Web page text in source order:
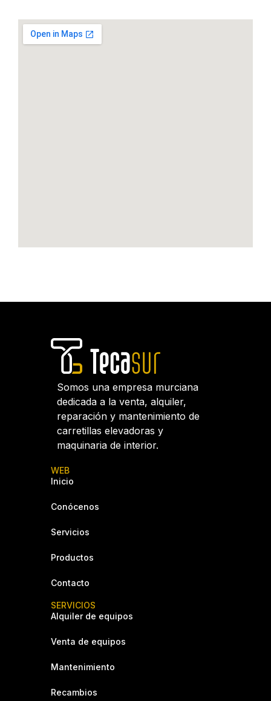
Somos una empresa murciana
dedicada a la venta, alquiler,
reparación y mantenimiento de
carretillas elevadoras y
maquinaria de interior.
WEB
Inicio
Conócenos
Servicios
Productos
Contacto
SERVICIOS
Alquiler de equipos
Venta de equipos
Mantenimiento
Recambios